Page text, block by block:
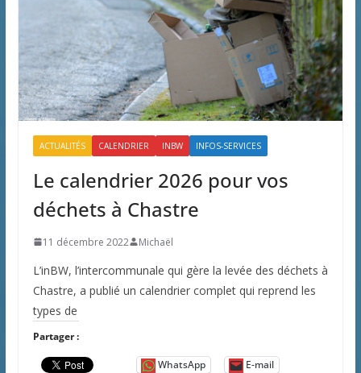
ACTUALITÉS CALENDRIER INBW INFOS-SERVICES
Le calendrier 2026 pour vos
déchets à Chastre
11 décembre 2022 Michaël
L’inBW, l’intercommunale qui gère la levée des déchets à
Chastre, a publié un calendrier complet qui reprend les
types de
Partager :
WhatsApp E-mail